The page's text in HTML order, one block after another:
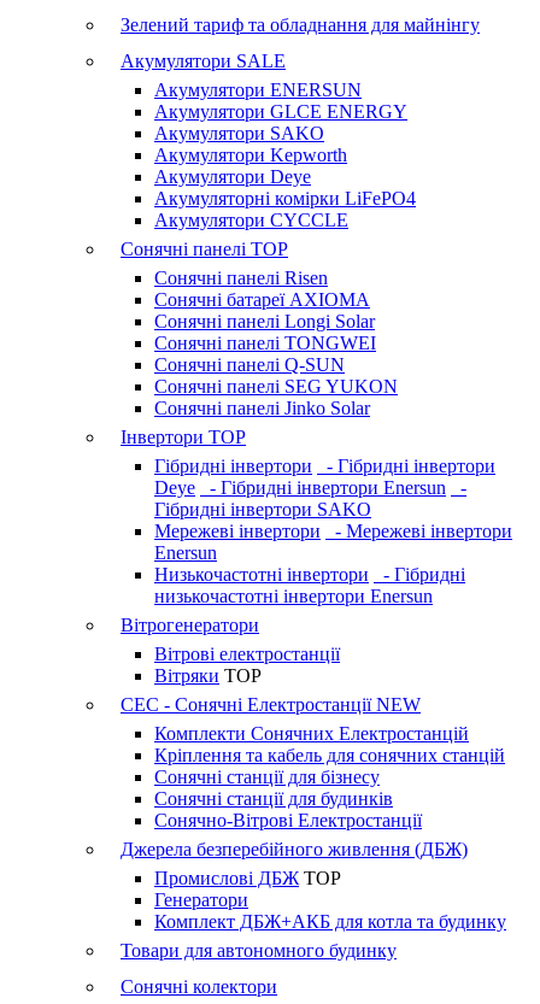
Зелений тариф та обладнання для майнінгу
Акумулятори SALE
Акумулятори ENERSUN
Акумулятори GLCE ENERGY
Акумулятори SAKO
Акумулятори Kepworth
Акумулятори Deye
Акумуляторні комірки LiFePO4
Акумулятори CYCCLE
Сонячні панелі TOP
Сонячні панелі Risen
Сонячні батареї AXIOMA
Сонячні панелі Longi Solar
Сонячні панелі TONGWEI
Сонячні панелі Q-SUN
Сонячні панелі SEG YUKON
Сонячні панелі Jinko Solar
Інвертори TOP
Гібридні інвертори
- Гібридні інвертори
Deye
- Гібридні інвертори Enersun
-
Гібридні інвертори SAKO
Мережеві інвертори
- Мережеві інвертори
Enersun
Низькочастотні інвертори
- Гібридні
низькочастотні інвертори Enersun
Вітрогенератори
Вітрові електростанції
Вітряки TOP
СЕС - Сонячні Електростанції NEW
Комплекти Сонячних Електростанцій
Кріплення та кабель для сонячних станцій
Сонячні станції для бізнесу
Сонячні станції для будинків
Сонячно-Вітрові Електростанції
Джерела безперебійного живлення (ДБЖ)
Промислові ДБЖ TOP
Генератори
Комплект ДБЖ+АКБ для котла та будинку
Товари для автономного будинку
Сонячні колектори